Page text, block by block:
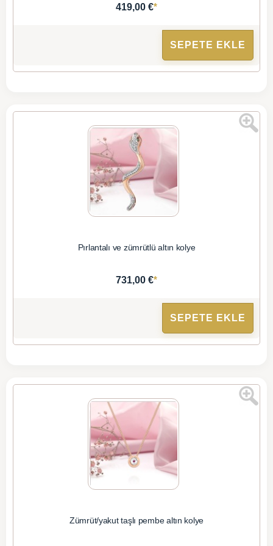
419,00 €*
SEPETE EKLE
Pırlantalı ve zümrütlü altın kolye
731,00 €*
SEPETE EKLE
Zümrüt/yakut taşlı pembe altın kolye